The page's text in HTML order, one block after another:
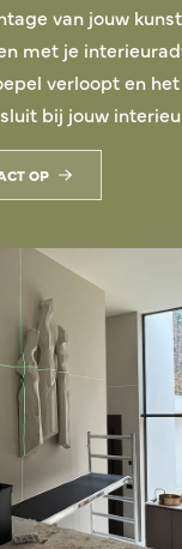
van jouw
met je
verloopt en het
bij jouw
OP